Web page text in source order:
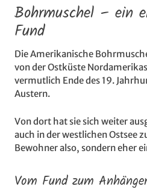
Bohrmuschel – ein
Fund
Die Amerikanische
von der Ostküste
vermutlich Ende des 19.
Austern.
Von dort hat sie sich weiter
auch in der westlichen Ostsee
Bewohner also, sondern eher
Vom Fund zum